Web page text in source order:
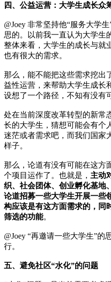
四、公益运营：大学生成长众
@Joey 非常坚持他“服务大学
思的。以前我一直认为大学生
整体来看，大学生的成长与就
也有很大的需求。
那么，能不能把这些需求挖出
益性运营，来帮助大学生成长
设想了一个路径，不知有没有
处在当前深度改革转型的新常
长的大学生，猜想可能会有个
迷茫或者需求吧，而我们国家
样子。
那么，论道有没有可能在这方
个项目运作了。也就是， 主动
织、社会团体、创业孵化基地
论道招募一些大学生开展一些
构应该是有这方面需求的，同
筛选的功能。
@Joey “再邀请一些大学生”
行。
五、避免社区“水化”的问题